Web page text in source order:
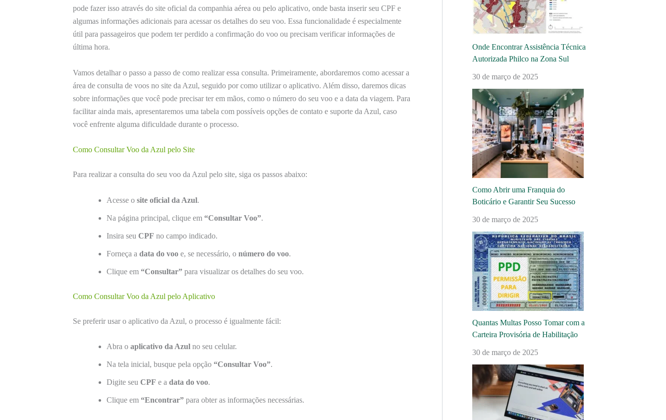
pode fazer isso através do site oficial da companhia aérea ou pelo aplicativo, onde basta inserir seu CPF e
algumas informações adicionais para acessar os detalhes do seu voo. Essa funcionalidade é especialmente
útil para passageiros que podem ter perdido a confirmação do voo ou precisam verificar informações de
última hora.
Vamos detalhar o passo a passo de como realizar essa consulta. Primeiramente, abordaremos como acessar a
área de consulta de voos no site da Azul, seguido por como utilizar o aplicativo. Além disso, daremos dicas
sobre informações que você pode precisar ter em mãos, como o número do seu voo e a data da viagem. Para
facilitar ainda mais, apresentaremos uma tabela com possíveis opções de contato e suporte da Azul, caso
você enfrente alguma dificuldade durante o processo.
Como Consultar Voo da Azul pelo Site
Para realizar a consulta do seu voo da Azul pelo site, siga os passos abaixo:
Acesse o site oficial da Azul.
Na página principal, clique em “Consultar Voo”.
Insira seu CPF no campo indicado.
Forneça a data do voo e, se necessário, o número do voo.
Clique em “Consultar” para visualizar os detalhes do seu voo.
Como Consultar Voo da Azul pelo Aplicativo
Se preferir usar o aplicativo da Azul, o processo é igualmente fácil:
Abra o aplicativo da Azul no seu celular.
Na tela inicial, busque pela opção “Consultar Voo”.
Digite seu CPF e a data do voo.
Clique em “Encontrar” para obter as informações necessárias.
Onde Encontrar Assistência Técnica
Autorizada Philco na Zona Sul
30 de março de 2025
Como Abrir uma Franquia do
Boticário e Garantir Seu Sucesso
30 de março de 2025
Quantas Multas Posso Tomar com a
Carteira Provisória de Habilitação
30 de março de 2025